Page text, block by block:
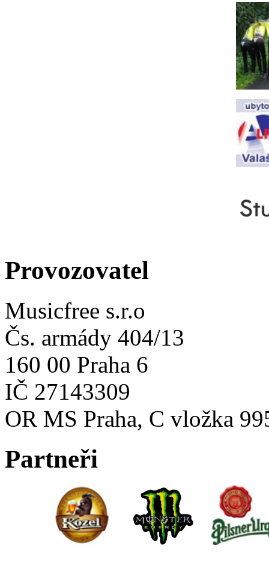
Provozovatel
Musicfree s.r.o
Čs. armády 404/13
160 00 Praha 6
IČ 27143309
OR MS Praha, C vložka
Partneři